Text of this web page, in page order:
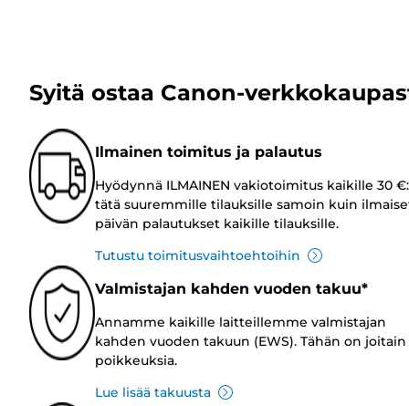
Syitä ostaa Canon-
Ilmainen toimitus ja palautus
Hyödynnä ILMAINEN vakiotoimitus kaikille 30
tätä suuremmille tilauksille samoin kuin
päivän palautukset kaikille tilauksille.
Tutustu toimitusvaihtoehtoihin
Valmistajan kahden vuoden takuu*
Annamme kaikille laitteillemme valmistajan
kahden vuoden takuun (EWS). Tähän on joitain
poikkeuksia.
Lue lisää takuusta